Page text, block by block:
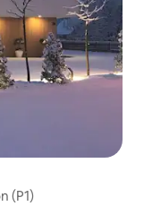
(P1)